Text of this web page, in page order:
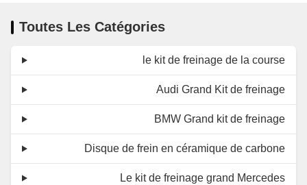
Toutes Les Catégories
le kit de freinage de la course
Audi Grand Kit de freinage
BMW Grand kit de freinage
Disque de frein en céramique de carbone
Le kit de freinage grand Mercedes